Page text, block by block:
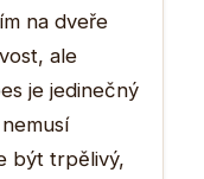
na dveře
ale
je jedinečný
být trpělivý,